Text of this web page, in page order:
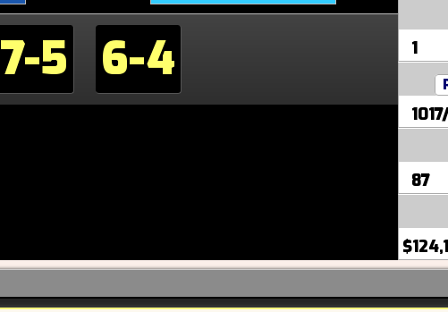
1
87
7-5 6-4